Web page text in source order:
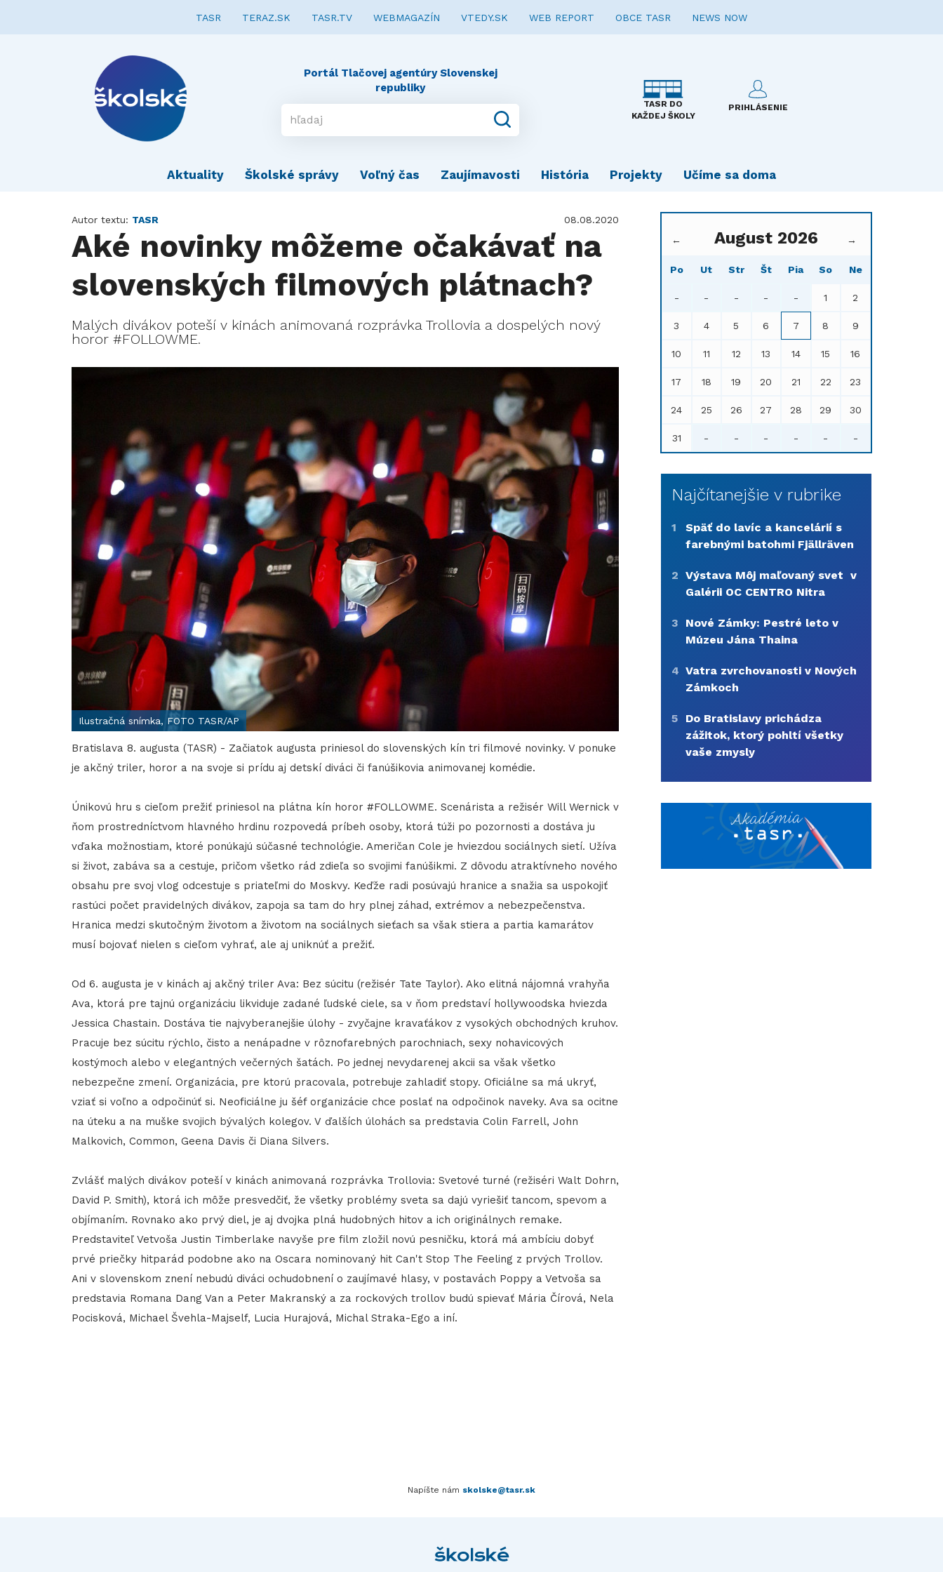
TASR TERAZ.SK TASR.TV WEBMAGAZÍN VTEDY.SK WEB REPORT OBCE TASR NEWS NOW
Portál Tlačovej agentúry Slovenskej
republiky
TASR DO
KAŽDEJ ŠKOLY
PRIHLÁSENIE
Aktuality Školské správy Voľný čas Zaujímavosti História Projekty Učíme sa doma
Autor textu: TASR 08.08.2020
Aké novinky môžeme očakávať na
slovenských filmových plátnach?
Malých divákov poteší v kinách animovaná rozprávka Trollovia a dospelých nový
horor #FOLLOWME.
Ilustračná snímka, FOTO TASR/AP
Bratislava 8. augusta (TASR) - Začiatok augusta priniesol do slovenských kín tri filmové novinky. V ponuke
je akčný triler, horor a na svoje si prídu aj detskí diváci či fanúšikovia animovanej komédie.
Únikovú hru s cieľom prežiť priniesol na plátna kín horor #FOLLOWME. Scenárista a režisér Will Wernick v
ňom prostredníctvom hlavného hrdinu rozpovedá príbeh osoby, ktorá túži po pozornosti a dostáva ju
vďaka možnostiam, ktoré ponúkajú súčasné technológie. Američan Cole je hviezdou sociálnych sietí. Užíva
si život, zabáva sa a cestuje, pričom všetko rád zdieľa so svojimi fanúšikmi. Z dôvodu atraktívneho nového
obsahu pre svoj vlog odcestuje s priateľmi do Moskvy. Keďže radi posúvajú hranice a snažia sa uspokojiť
rastúci počet pravidelných divákov, zapoja sa tam do hry plnej záhad, extrémov a nebezpečenstva.
Hranica medzi skutočným životom a životom na sociálnych sieťach sa však stiera a partia kamarátov
musí bojovať nielen s cieľom vyhrať, ale aj uniknúť a prežiť.
Od 6. augusta je v kinách aj akčný triler Ava: Bez súcitu (režisér Tate Taylor). Ako elitná nájomná vrahyňa
Ava, ktorá pre tajnú organizáciu likviduje zadané ľudské ciele, sa v ňom predstaví hollywoodska hviezda
Jessica Chastain. Dostáva tie najvyberanejšie úlohy - zvyčajne kravaťákov z vysokých obchodných kruhov.
Pracuje bez súcitu rýchlo, čisto a nenápadne v rôznofarebných parochniach, sexy nohavicových
kostýmoch alebo v elegantných večerných šatách. Po jednej nevydarenej akcii sa však všetko
nebezpečne zmení. Organizácia, pre ktorú pracovala, potrebuje zahladiť stopy. Oficiálne sa má ukryť,
vziať si voľno a odpočinúť si. Neoficiálne ju šéf organizácie chce poslať na odpočinok naveky. Ava sa ocitne
na úteku a na muške svojich bývalých kolegov. V ďalších úlohách sa predstavia Colin Farrell, John
Malkovich, Common, Geena Davis či Diana Silvers.
Zvlášť malých divákov poteší v kinách animovaná rozprávka Trollovia: Svetové turné (režiséri Walt Dohrn,
David P. Smith), ktorá ich môže presvedčiť, že všetky problémy sveta sa dajú vyriešiť tancom, spevom a
objímaním. Rovnako ako prvý diel, je aj dvojka plná hudobných hitov a ich originálnych remake.
Predstaviteľ Vetvoša Justin Timberlake navyše pre film zložil novú pesničku, ktorá má ambíciu dobyť
prvé priečky hitparád podobne ako na Oscara nominovaný hit Can't Stop The Feeling z prvých Trollov.
Ani v slovenskom znení nebudú diváci ochudobnení o zaujímavé hlasy, v postavách Poppy a Vetvoša sa
predstavia Romana Dang Van a Peter Makranský a za rockových trollov budú spievať Mária Čírová, Nela
Pocisková, Michael Švehla-Majself, Lucia Hurajová, Michal Straka-Ego a iní.
← August 2026 →
Po Ut Str Št Pia So Ne
- - - - - 1 2
3 4 5 6 7 8 9
10 11 12 13 14 15 16
17 18 19 20 21 22 23
24 25 26 27 28 29 30
31 - - - - - -
Najčítanejšie v rubrike
1
Späť do lavíc a kancelárií s
farebnými batohmi Fjällräven
2 Výstava Môj maľovaný svet v
Galérii OC CENTRO Nitra
3
Nové Zámky: Pestré leto v
Múzeu Jána Thaina
4 Vatra zvrchovanosti v Nových
Zámkoch
5
Do Bratislavy prichádza
zážitok, ktorý pohltí všetky
vaše zmysly
Napíšte nám skolske@tasr.sk